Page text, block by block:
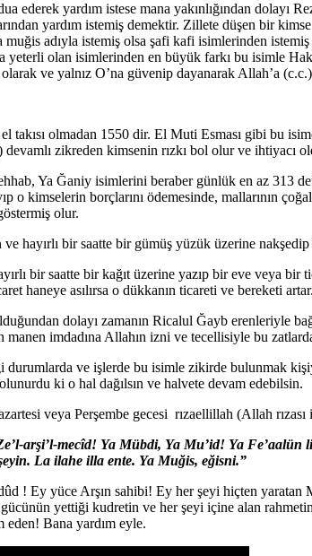
ederek yardım istese mana yakınlığından
yardım istemiş demektir. Zillete düşen bir
muğis adıyla istemiş olsa şafi kafi isimlerinden
yeterli olan isimlerinden en büyük farkı bu isimle
ve yalnız O’na güvenip dayanarak Allah’a
takısı olmadan 1550 dir. El Muti Esması gibi bu
devamlı zikreden kimsenin rızkı bol olur ve
Ya Ğaniy isimlerini beraber günlük en az 313
o kimselerin borçlarını ödemesinde, mallarının
olur.
hayırlı bir saatte bir gümüş yüzük üzerine nakşedip
bir saatte bir kağıt üzerine yazıp bir eve veya bir
haneye asılırsa o dükkanın ticareti ve bereketi artar.
dolayı zamanın Ricalul Ğayb erenleriyle
imdadına Allahın izni ve tecellisiyle bu
durumlarda ve işlerde bu isimle zikirde bulunmak
ki o hal dağılsın ve halvete devam edebilsin.
veya Perşembe gecesi rızaellillah (Allah
arşi’l-mecîd! Ya Mübdi, Ya Mu’id! Ya
La ilahe illa ente. Ya Muğis, eğisni.”
! Ey yüce Arşın sahibi! Ey her şeyi hiçten
gücünün yettiği kudretin ve her şeyi içine alan
eden! Bana yardım eyle.